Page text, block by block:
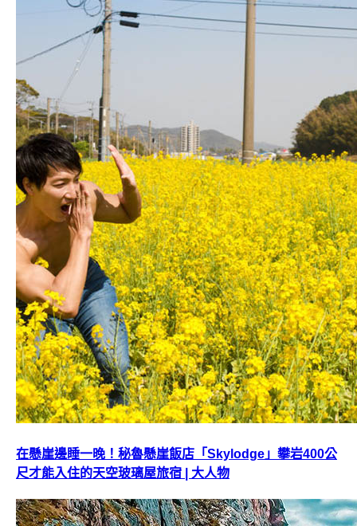
在懸崖邊睡一晚！秘魯懸崖飯店「Skylodge」攀岩400公
尺才能入住的天空玻璃屋旅宿 | 大人物